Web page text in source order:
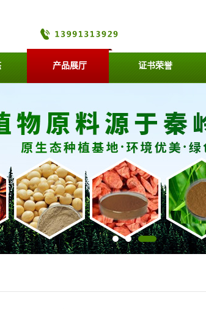
产品展厅 证书荣誉